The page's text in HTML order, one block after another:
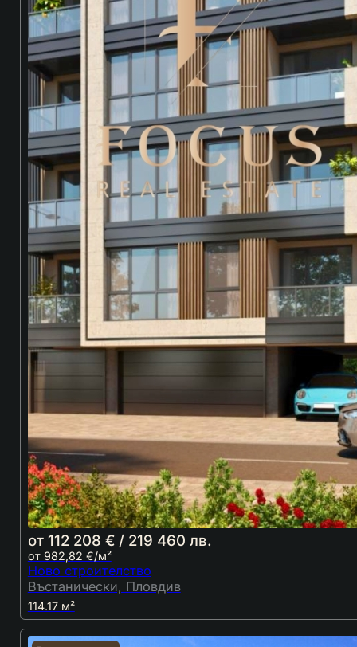
от 112 208 € / 219 460 лв.
от 982,82 €/м²
Ново строителство
Въстанически, Пловдив
114.17 м²